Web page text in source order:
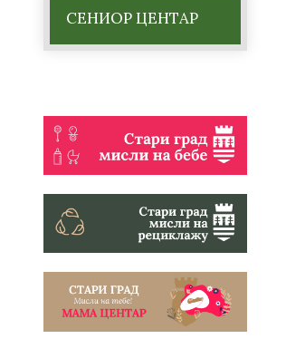
СЕНИОР ЦЕНТАР